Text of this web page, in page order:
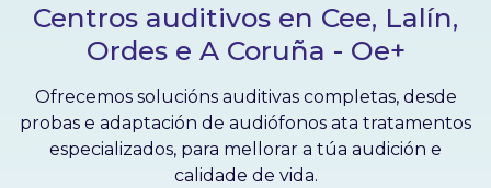
Centros auditivos en Cee, Lalín,
Ordes e A Coruña - Oe+
Ofrecemos solucións auditivas completas, desde
probas e adaptación de audiófonos ata tratamentos
especializados, para mellorar a túa audición e
calidade de vida.